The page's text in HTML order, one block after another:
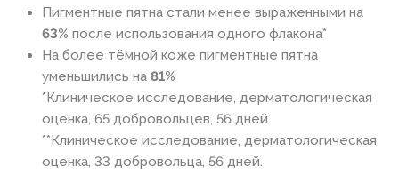
Пигментные пятна стали менее выраженными на
63% после использования одного флакона*
На более тёмной коже пигментные пятна
уменьшились на 81%
*Клиническое исследование, дерматологическая
оценка, 65 добровольцев, 56 дней.
**Клиническое исследование, дерматологическая
оценка, 33 добровольца, 56 дней.